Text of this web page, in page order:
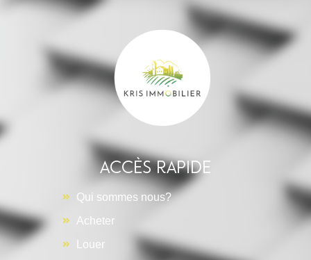
Accès rapide
Qui sommes nous?
Acheter
Louer